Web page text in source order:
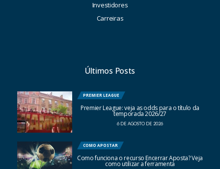
Investidores
Carreiras
Últimos Posts
PREMIER LEAGUE
Premier League: veja as odds para o título da
temporada 2026/27
6 DE AGOSTO DE 2026
COMO APOSTAR
Como funciona o recurso Encerrar Aposta? Veja
como utilizar a ferramenta